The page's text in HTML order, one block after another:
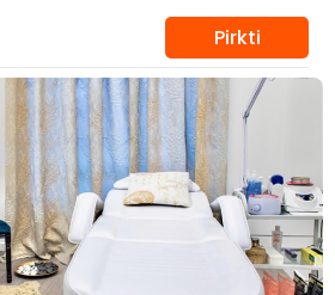
Pirkti